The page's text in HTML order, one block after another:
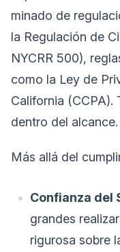
minado de
la Regulación de
NYCRR 500),
como la Ley de
California (CCPA).
dentro del alcance.
Más allá del
Confianza del
grandes
rigurosa sobre